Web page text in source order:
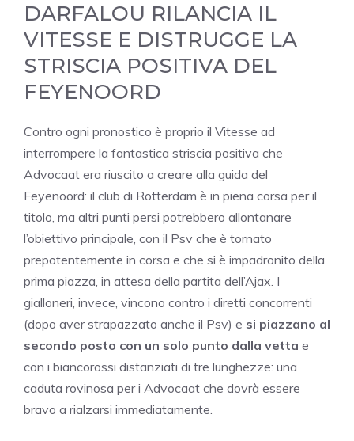
DARFALOU RILANCIA IL
VITESSE E DISTRUGGE LA
STRISCIA POSITIVA DEL
FEYENOORD
Contro ogni pronostico è proprio il Vitesse ad
interrompere la fantastica striscia positiva che
Advocaat era riuscito a creare alla guida del
Feyenoord: il club di Rotterdam è in piena corsa per il
titolo, ma altri punti persi potrebbero allontanare
l’obiettivo principale, con il Psv che è tornato
prepotentemente in corsa e che si è impadronito della
prima piazza, in attesa della partita dell’Ajax. I
gialloneri, invece, vincono contro i diretti concorrenti
(dopo aver strapazzato anche il Psv) e si piazzano al
secondo posto con un solo punto dalla vetta e
con i biancorossi distanziati di tre lunghezze: una
caduta rovinosa per i Advocaat che dovrà essere
bravo a rialzarsi immediatamente.